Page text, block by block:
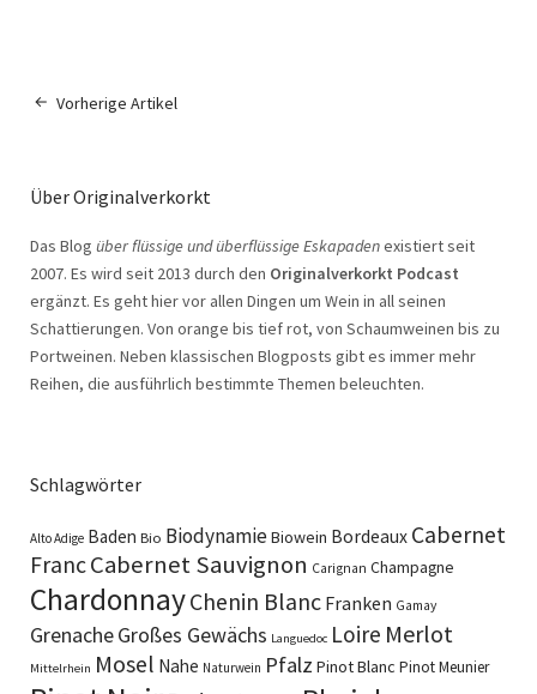
Vorherige Artikel
Über Originalverkorkt
Das Blog über flüssige und überflüssige Eskapadenexistiert seit
2007. Es wird seit 2013 durch den Originalverkorkt Podcast
ergänzt. Es geht hier vor allen Dingen um Wein in all seinen
Schattierungen. Von orange bis tief rot, von Schaumweinen bis zu
Portweinen. Neben klassischen Blogposts gibt es immer mehr
Reihen, die ausführlich bestimmte Themen beleuchten.
Schlagwörter
Alto Adige Baden Bio BiodynamieBiowein Bordeaux Cabernet
FrancCabernet Sauvignon Carignan Champagne
ChardonnayChenin Blanc Franken Gamay
GrenacheGroßes Gewächs Languedoc Loire Merlot
Mittelrhein Mosel Nahe Naturwein Pfalz Pinot Blanc Pinot Meunier